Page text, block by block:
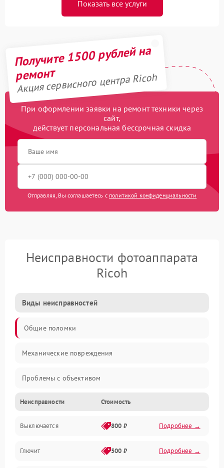
Показать все услуги
Получите 1500 рублей на
ремонт
Акция сервисного центра Ricoh
При оформлении заявки на ремонт техники через
сайт,
действует персональная бессрочная скидка
Отправляя, Вы соглашаетесь с политикой конфиденциальности
Неисправности фотоаппарата
Ricoh
Виды неисправностей
Общие поломки
Механические повреждения
Проблемы с объективом
Электронные ошибки
Механические проблемы
Матрица и оптика
Неисправности Стоимость
Выключается 800 ₽ Подробнее →
Глючит 500 ₽ Подробнее →